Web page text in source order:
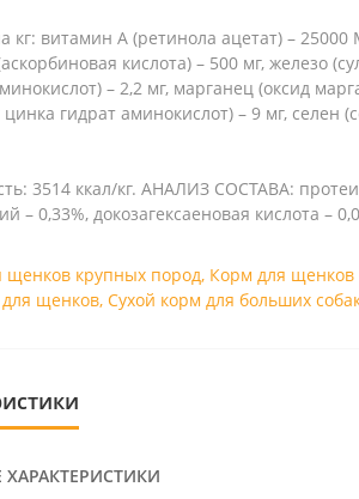
витамин А (ретинола ацетат) –
кислота) – 500 мг, железо
– 2,2 мг, марганец (оксид
цинка гидрат аминокислот) – 9 мг, селен
3514 ккал/кг. АНАЛИЗ СОСТАВА:
– 0,33%, докозагексаеновая кислота –
щенков крупных пород, Корм для щенков
щенков, Сухой корм для больших